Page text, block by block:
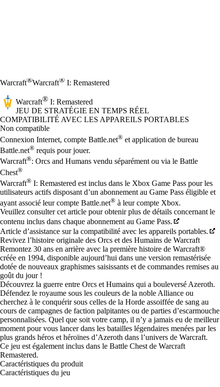
Warcraft®Warcraft® I: Remastered
Warcraft® I: Remastered
JEU DE STRATÉGIE EN TEMPS RÉEL
Prix
Available actions
COMPATIBILITÉ AVEC LES APPAREILS PORTABLES
Non compatible
Connexion Internet, compte Battle.net® et application de bureau
Battle.net® requis pour jouer.
Warcraft®: Orcs and Humans vendu séparément ou via le Battle
Chest®
Warcraft® I: Remastered est inclus dans le Xbox Game Pass pour les
utilisateurs actifs disposant d’un abonnement au Game Pass éligible et
ayant associé leur compte Battle.net® à leur compte Xbox.
Veuillez consulter cet article pour obtenir plus de détails concernant le
contenu inclus dans chaque abonnement au Game Pass.
Article d’assistance sur la compatibilité avec les appareils portables.
Revivez l’histoire originale des Orcs et des Humains de Warcraft
Remontez 30 ans en arrière avec la première histoire de Warcraft®
créée en 1994, disponible aujourd’hui dans une version remastérisée
dotée de nouveaux graphismes saisissants et de commandes remises au
goût du jour !
Découvrez la guerre entre Orcs et Humains qui a bouleversé Azeroth.
Défendez le royaume sous les couleurs de la noble Alliance ou
cherchez à le conquérir sous celles de la Horde assoiffée de sang au
cours de campagnes de faction palpitantes ou de parties d’escarmouche
personnalisées. Quel que soit votre camp, il n’y a jamais eu de meilleur
moment pour vous lancer dans les batailles légendaires menées par les
plus grands héros et héroïnes d’Azeroth dans l’univers de Warcraft.
Ce jeu est également inclus dans le Battle Chest de Warcraft
Remastered.
Caractéristiques du produit
Caractéristiques du jeu